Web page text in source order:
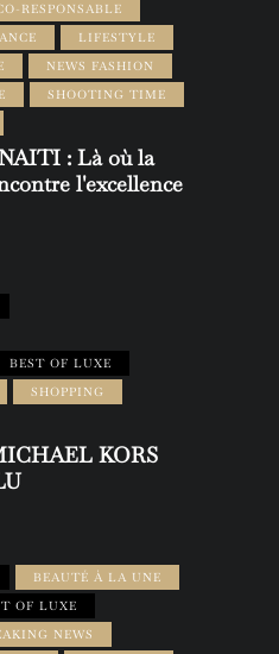
RESPONSABLE
LIFESTYLE
NEWS FASHION
SHOOTING TIME
: Là où la
l'excellence
BEST OF LUXE
SHOPPING
KORS
BEAUTÉ À LA UNE
OF LUXE
NEWS